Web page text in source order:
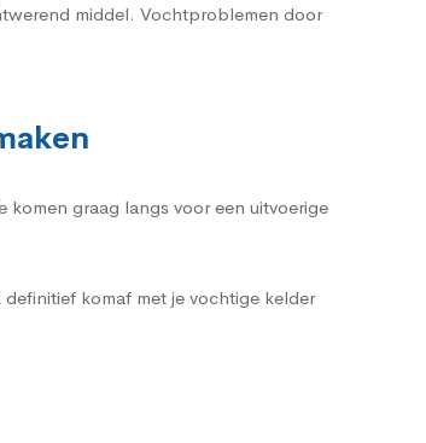
middel. Vochtproblemen door
graag langs voor een uitvoerige
komaf met je vochtige kelder